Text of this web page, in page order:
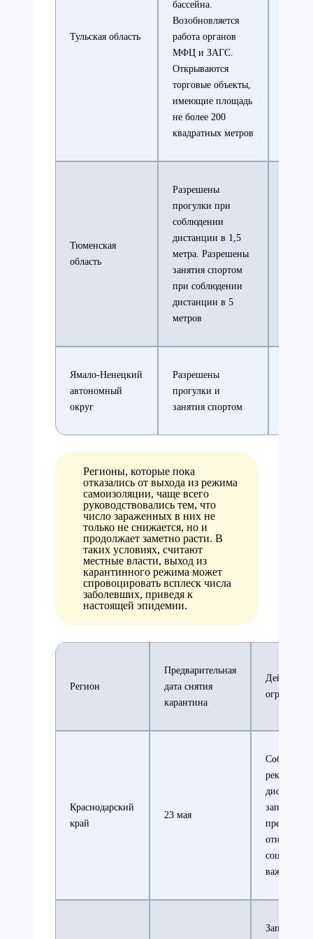
Тульская область
бассейна.
Возобновляется
работа органов
МФЦ и ЗАГС.
Открываются
торговые объекты,
имеющие площадь
не более 200
квадратных метров
Тюменская
область
Разрешены
прогулки при
соблюдении
дистанции в 1,5
метра. Разрешены
занятия спортом
при соблюдении
дистанции в 5
метров
Ямало-Ненецкий
автономный
округ
Разрешены
прогулки и
занятия спортом
Регионы, которые пока
отказались от выхода из режима
самоизоляции, чаще всего
руководствовались тем, что
число зараженных в них не
только не снижается, но и
продолжает заметно расти. В
таких условиях, считают
местные власти, выход из
карантинного режима может
спровоцировать всплеск числа
заболевших, приведя к
настоящей эпидемии.
Регион
Предварительная
дата снятия
карантина
Краснодарский
край
23 мая
дистанции,
запрет на
социально
важным
Запрет на